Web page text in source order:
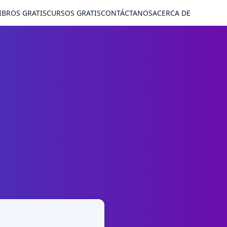
GRATISCURSOS GRATISCONTÁCTANOSACERCA DE